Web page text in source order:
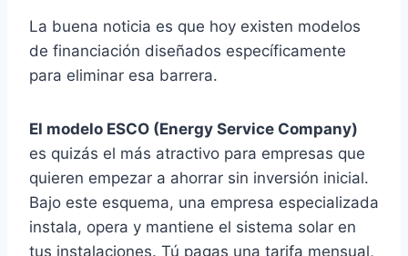
La buena noticia es que hoy existen modelos
de financiación diseñados específicamente
para eliminar esa barrera.
El modelo ESCO (Energy Service Company)
es quizás el más atractivo para empresas que
quieren empezar a ahorrar sin inversión inicial.
Bajo este esquema, una empresa especializada
instala, opera y mantiene el sistema solar en
tus instalaciones. Tú pagas una tarifa mensual,